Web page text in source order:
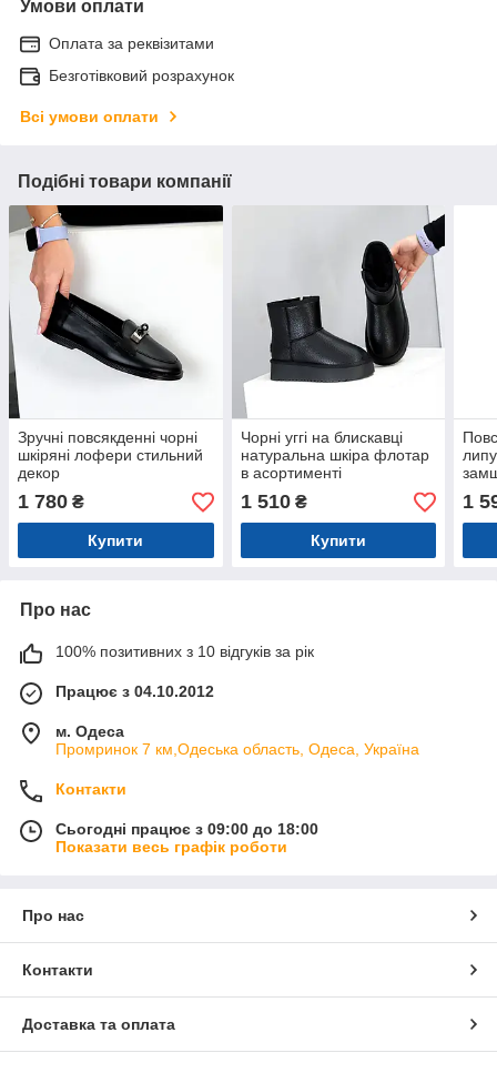
Умови оплати
Оплата за реквізитами
Безготівковий розрахунок
Всі умови оплати
Подібні товари компанії
Зручні повсякденні чорні
шкіряні лофери стильний
декор
1 780 ₴
Купити
Чорні уггі на блискавці
натуральна шкіра флотар
в асортименті
1 510₴
Купити
1
Про нас
100% позитивних з 10 відгуків за рік
Працює з 04.10.2012
м. Одеса
Промринок 7 км,Одеська область, Одеса, Україна
Контакти
Сьогодні працює з 09:00 до 18:00
Показати весь графік роботи
Про нас
Контакти
Доставка та оплата